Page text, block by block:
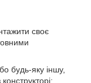
своє
будь-яку іншу,